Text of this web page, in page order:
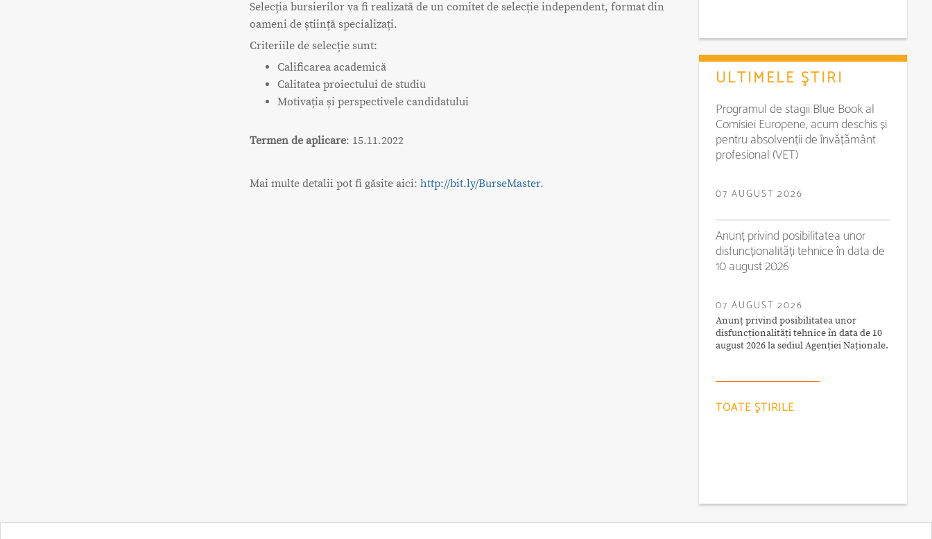
Selecția bursierilor va fi realizată de un comitet de selecție independent, format din
oameni de știință specializați.
Criteriile de selecție sunt:
Calificarea academică
Calitatea proiectului de studiu
Motivația și perspectivele candidatului
Termen de aplicare: 15.11.2022
Mai multe detalii pot fi găsite aici: http://bit.ly/BurseMaster.
ULTIMELE ŞTIRI
Programul de stagii Blue Book al
Comisiei Europene, acum deschis și
pentru absolvenții de învățământ
profesional (VET)
07 AUGUST 2026
Anunț privind posibilitatea unor
disfuncționalități tehnice în data de
10 august 2026
07 AUGUST 2026
Anunț privind posibilitatea unor
disfuncționalități tehnice în data de 10
august 2026 la sediul Agenției Naționale.
TOATE ŞTIRILE